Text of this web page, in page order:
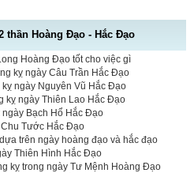
thần Hoàng Đạo - Hắc Đạo
Hoàng Đạo tốt cho việc gì
kỵ ngày Câu Trần Hắc Đạo
ngày Nguyên Vũ Hắc Đạo
kỵ ngày Thiên Lao Hắc Đạo
Bạch Hổ Hắc Đạo
Tước Hắc Đạo
trên ngày hoàng đạo và hắc đạo
Thiên Hình Hắc Đạo
kỵ trong ngày Tư Mệnh Hoàng Đạo
Phòng tốt hay xấu – Tính chất và ý
Thố
tốt hay xấu – Tính chất và ý nghĩa